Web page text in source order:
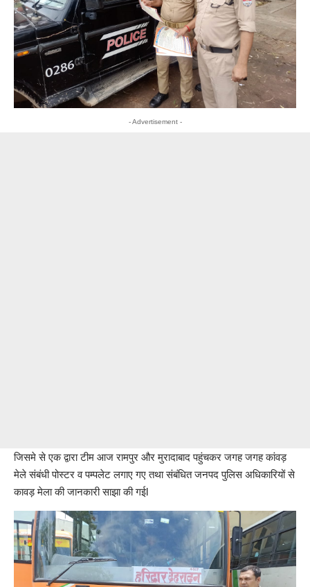
- Advertisement -
जिसमे से एक द्वारा टीम आज रामपुर और मुरादाबाद पहुंचकर जगह जगह कांवड़
मेले संबंधी पोस्टर व पम्पलेट लगाए गए तथा संबंधित जनपद पुलिस अधिकारियों से
कावड़ मेला की जानकारी साझा की गईl